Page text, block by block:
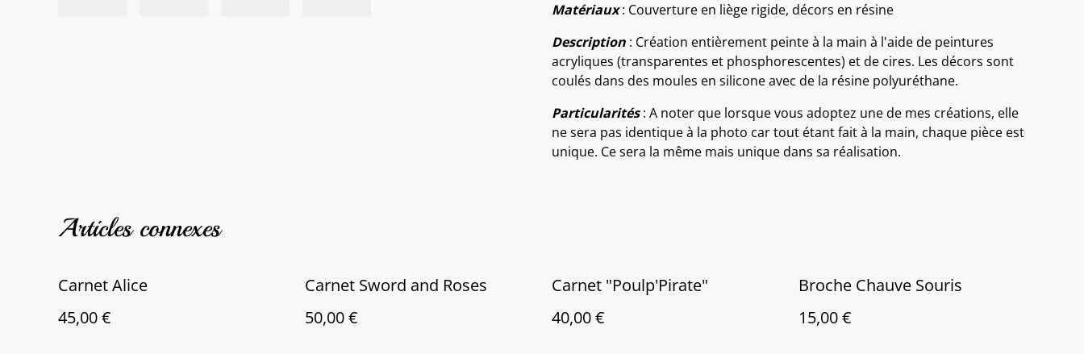
Matériaux: Couverture en liège rigide, décors en résine
Description : Création entièrement peinte à la main à l'aide de peintures
acryliques (transparentes et phosphorescentes) et de cires. Les décors sont
coulés dans des moules en silicone avec de la résine polyuréthane.
Particularités: A noter que lorsque vous adoptez une de mes créations, elle
ne sera pas identique à la photo car tout étant fait à la main, chaque pièce est
unique. Ce sera la même mais unique dans sa réalisation.
Articles connexes
Carnet Alice
45,00 €
Carnet Sword and Roses
50,00 €
Carnet "Poulp'Pirate"
40,00 €
Broche Chauve Souris
15,00 €